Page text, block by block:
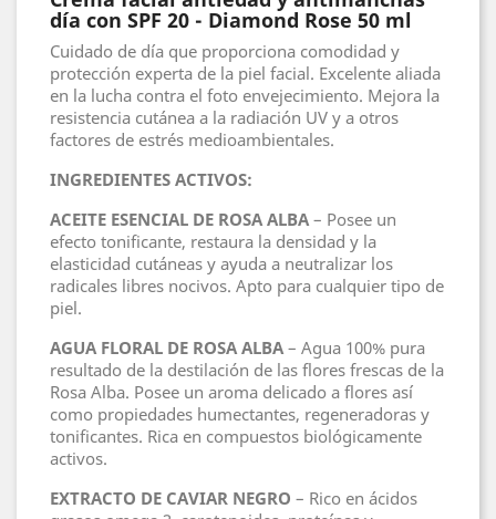
día con SPF 20 - Diamond Rose 50 ml
Cuidado de día que proporciona comodidad y
protección experta de la piel facial. Excelente aliada
en la lucha contra el foto envejecimiento. Mejora la
resistencia cutánea a la radiación UV y a otros
factores de estrés medioambientales.
INGREDIENTES ACTIVOS:
ACEITE ESENCIAL DE ROSA ALBA – Posee un
efecto tonificante, restaura la densidad y la
elasticidad cutáneas y ayuda a neutralizar los
radicales libres nocivos. Apto para cualquier tipo de
piel.
AGUA FLORAL DE ROSA ALBA – Agua 100% pura
resultado de la destilación de las flores frescas de la
Rosa Alba. Posee un aroma delicado a flores así
como propiedades humectantes, regeneradoras y
tonificantes. Rica en compuestos biológicamente
activos.
EXTRACTO DE CAVIAR NEGRO – Rico en ácidos